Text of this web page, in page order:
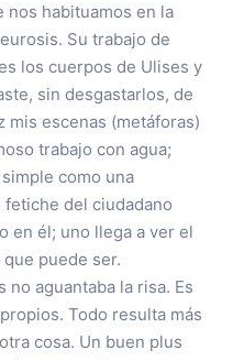
nos habituamos en la
Su trabajo de
los cuerpos de Ulises y
sin desgastarlos, de
mis escenas (metáforas)
trabajo con agua;
como una
del ciudadano
en él; uno llega a ver el
puede ser.
no aguantaba la risa. Es
Todo resulta más
cosa. Un buen plus